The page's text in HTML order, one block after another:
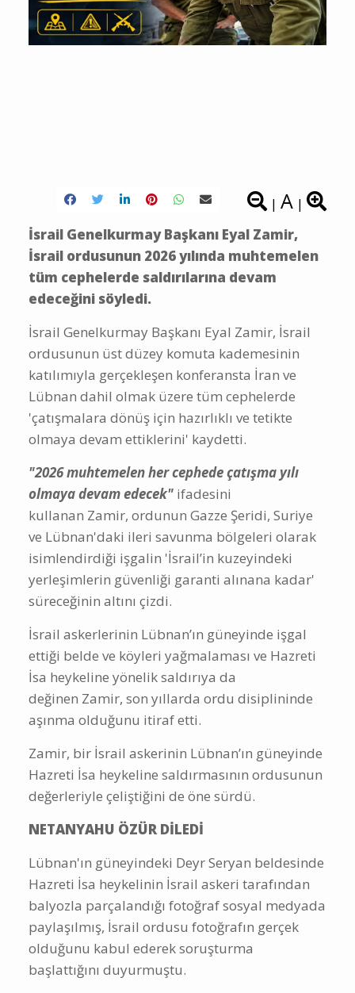
| A |
İsrail Genelkurmay Başkanı Eyal Zamir,
İsrail ordusunun 2026 yılında muhtemelen
tüm cephelerde saldırılarına devam
edeceğini söyledi.
İsrail Genelkurmay Başkanı Eyal Zamir, İsrail
ordusunun üst düzey komuta kademesinin
katılımıyla gerçekleşen konferansta İran ve
Lübnan dahil olmak üzere tüm cephelerde
'çatışmalara dönüş için hazırlıklı ve tetikte
olmaya devam ettiklerini' kaydetti.
"2026 muhtemelen her cephede çatışma yılı
olmaya devam edecek" ifadesini
kullanan Zamir, ordunun Gazze Şeridi, Suriye
ve Lübnan'daki ileri savunma bölgeleri olarak
isimlendirdiği işgalin 'İsrail’in kuzeyindeki
yerleşimlerin güvenliği garanti alınana kadar'
süreceğinin altını çizdi.
İsrail askerlerinin Lübnan’ın güneyinde işgal
ettiği belde ve köyleri yağmalaması ve Hazreti
İsa heykeline yönelik saldırıya da
değinen Zamir, son yıllarda ordu disiplininde
aşınma olduğunu itiraf etti.
Zamir, bir İsrail askerinin Lübnan’ın güneyinde
Hazreti İsa heykeline saldırmasının ordusunun
değerleriyle çeliştiğini de öne sürdü.
NETANYAHU ÖZÜR DİLEDİ
Lübnan'ın güneyindeki Deyr Seryan beldesinde
Hazreti İsa heykelinin İsrail askeri tarafından
balyozla parçalandığı fotoğraf sosyal medyada
paylaşılmış, İsrail ordusu fotoğrafın gerçek
olduğunu kabul ederek soruşturma
başlattığını duyurmuştu.